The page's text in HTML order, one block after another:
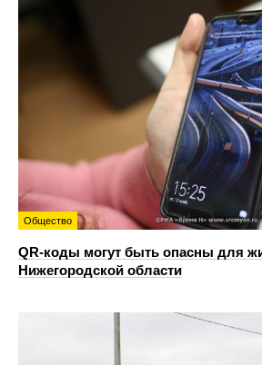
Общество
QR-коды могут быть опасны для
Нижегородской области